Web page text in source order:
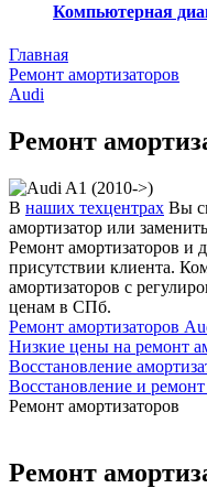
Компьютерная
Главная
Ремонт амортизаторов
Audi
Ремонт
В наших техцентрах Вы
амортизатор или
Ремонт амортизаторов и
присутствии клиента.
амортизаторов с
ценам в СПб.
Ремонт амортизаторов
Низкие цены на ремонт
Восстановление
Восстановление и
Ремонт амортизаторов
Ремонт